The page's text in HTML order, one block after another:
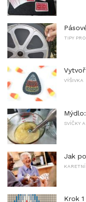
TIPY
VÝŠIVKA
SVÍČKY
Jak
KARETNÍ
Krok